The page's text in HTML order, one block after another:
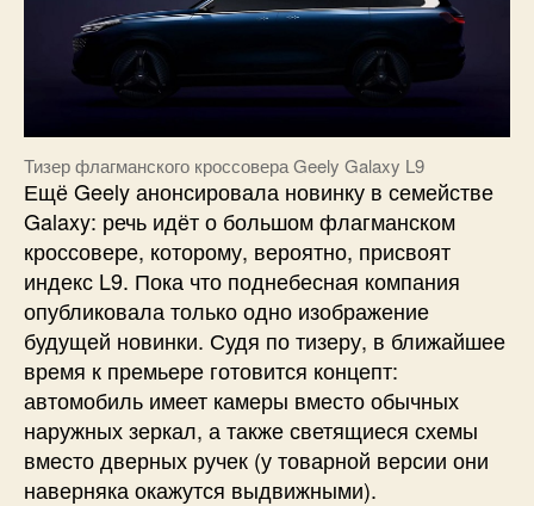
Тизер флагманского кроссовера Geely Galaxy L9
Ещё Geely анонсировала новинку в семействе
Galaxy: речь идёт о большом флагманском
кроссовере, которому, вероятно, присвоят
индекс L9. Пока что поднебесная компания
опубликовала только одно изображение
будущей новинки. Судя по тизеру, в ближайшее
время к премьере готовится концепт:
автомобиль имеет камеры вместо обычных
наружных зеркал, а также светящиеся схемы
вместо дверных ручек (у товарной версии они
наверняка окажутся выдвижными).